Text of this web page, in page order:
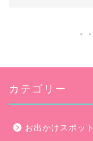
カテゴリー
お出かけスポット